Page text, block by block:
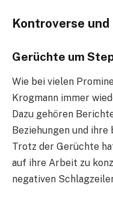
Kontroverse
Gerüchte um
Wie bei vielen
Krogmann immer
Dazu gehören
Beziehungen und
Trotz der Gerüchte
auf ihre Arbeit zu
negativen